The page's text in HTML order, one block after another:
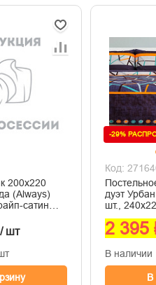
200х220
сатин
шт
-29%
Код:
дуэт
шт.,
2 шт.,
125 г/м²
2 395
В наличии
В